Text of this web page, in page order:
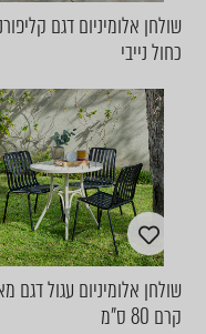
שולחן אלומיניום דגם
כחול נייבי
שולחן אלומיניום עגול דגם
קרם 80 ס"מ